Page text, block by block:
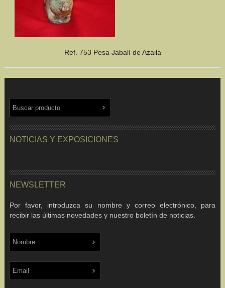
Ref. 753 Pesa Jabalí de Azaila
NOTICIAS Y EXPOSICIONES
NEWSLETTER
Por favor, introduzca su nombre y correo electrónico, para
recibir las últimas novedades y nuestro boletín de noticias.